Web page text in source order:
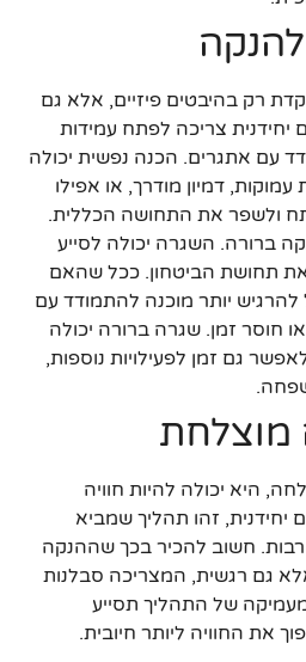
רק בהיבטים פיזיים, אלא גם
יחידנית צריכה לפתח עמידות
עם אתגרים. הכנה נפשית יכולה
דמיון מודרך, או אפילו
ולשפר את התחושה הכללית.
ברורה. השגרה יכולה לסייע
תחושת הביטחון. ככל שהאם
יותר מוכנה להתמודד עם
חוסר זמן. שגרה ברורה יכולה
גם זמן לפעילויות נוספות,
מוצלחת
היא יכולה להיות חוויה
זהו תהליך שמביא
רבות. חשוב להכיר בכך שההנקה
גם רגשית, המצריכה סבלנות
של התהליך תסייע
את החוויה ליותר חיובית.